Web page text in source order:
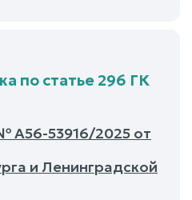
по статье 296 ГК
А56-53916/2025 от
и Ленинградской